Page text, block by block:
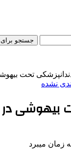
جستجو برای
تحت
نشده
بیهوشی